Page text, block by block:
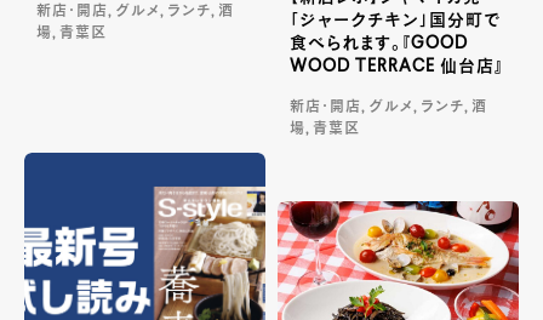
新店・開店, グルメ, ランチ, 酒
場, 青葉区
「ジャークチキン」国分町で
食べられます。『GOOD
WOOD TERRACE 仙台店』
新店・開店, グルメ, ランチ, 酒
場, 青葉区